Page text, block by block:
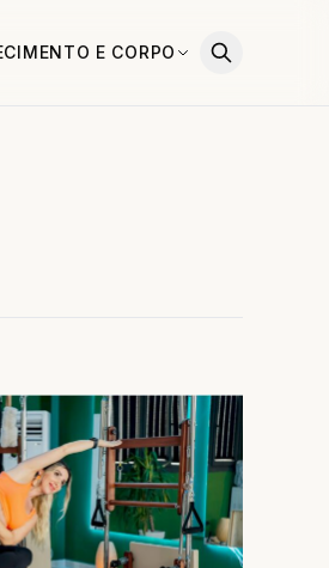
E CORPO